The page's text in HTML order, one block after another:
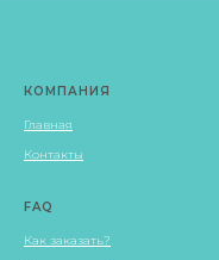
КОМПАНИЯ
Главная
Контакты
FAQ
Как заказать?